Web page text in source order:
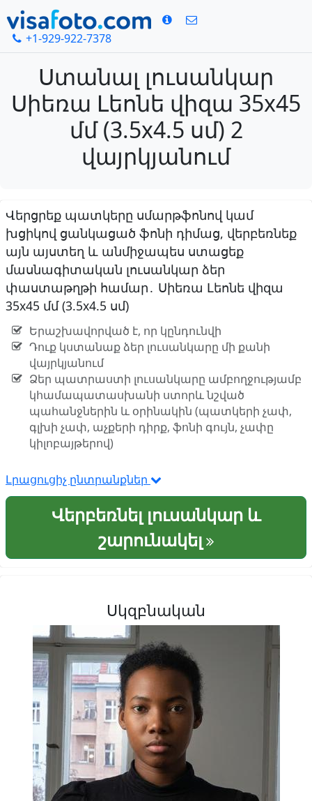
+1-929-922-7378
Ստանալ լուսանկար
Սիեռա Լեոնե վիզա 35x45
մմ (3.5x4.5 սմ) 2
վայրկյանում
Վերցրեք պատկերը սմարթֆոնով կամ
խցիկով ցանկացած ֆոնի դիմաց, վերբեռնեք
այն այստեղ և անմիջապես ստացեք
մասնագիտական լուսանկար ձեր
փաստաթղթի համար․ Սիեռա Լեոնե վիզա
35x45 մմ (3.5x4.5 սմ)
Երաշխավորված է, որ կընդունվի
Դուք կստանաք ձեր լուսանկարը մի քանի
վայրկյանում
Ձեր պատրաստի լուսանկարը ամբողջությամբ
կհամապատասխանի ստորև նշված
պահանջներին և օրինակին (պատկերի չափ,
գլխի չափ, աչքերի դիրք, ֆոնի գույն, չափը
կիլոբայթերով)
Լրացուցիչ ընտրանքներ
Վերբեռնել լուսանկար և
շարունակել
Սկզբնական